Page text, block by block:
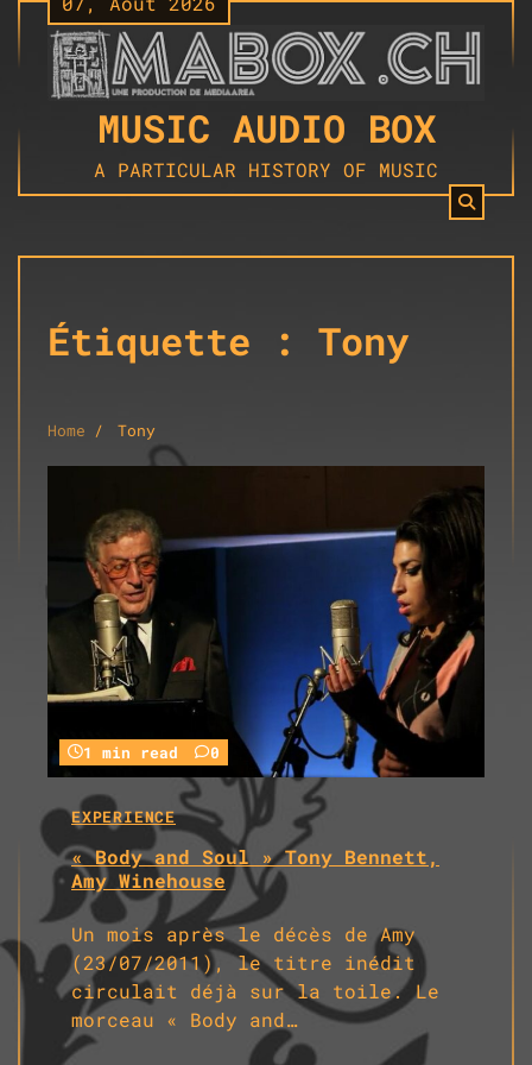
Skip
to
content
MUSIC AUDIO BOX
A PARTICULAR HISTORY OF MUSIC
Étiquette : Tony
Home Tony
1 min read 0
EXPERIENCE
« Body and Soul » Tony Bennett,
Amy Winehouse
Un mois après le décès de Amy
(23/07/2011), le titre inédit
circulait déjà sur la toile. Le
morceau « Body and…